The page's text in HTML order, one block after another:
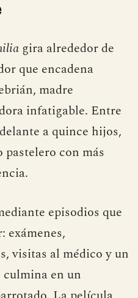
gira alrededor de
que encadena
madre
infatigable. Entre
a quince hijos,
pastelero con más
episodios que
exámenes,
visitas al médico y un
en un